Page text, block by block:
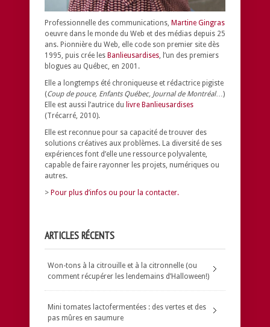
Professionnelle des communications, Martine Gingras
oeuvre dans le monde du Web et des médias depuis 25
ans. Pionnière du Web, elle code son premier site dès
1995, puis crée les Banlieusardises , l’un des premiers
blogues au Québec, en 2001.
Elle a longtemps été chroniqueuse et rédactrice pigiste
(Coup de pouce, Enfants Québec, Journal de Montréal…)
Elle est aussi l’autrice du livre Banlieusardises
(Trécarré, 2010).
Elle est reconnue pour sa capacité de trouver des
solutions créatives aux problèmes. La diversité de ses
expériences font d’elle une ressource polyvalente,
capable de faire rayonner les projets, numériques ou
autres.
> Pour plus d’infos ou pour la contacter.
ARTICLES RÉCENTS
Won-tons à la citrouille et à la citronnelle (ou
comment récupérer les lendemains d’Halloween!)
Mini tomates lactofermentées : des vertes et des
pas mûres en saumure